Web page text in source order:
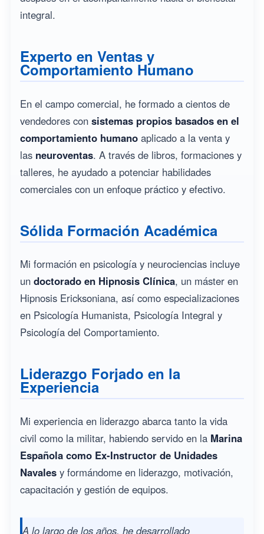
integral.
Experto en Ventas y
Comportamiento Humano
En el campo comercial, he formado a cientos de
vendedores con sistemas propios basados en el
comportamiento humanoaplicado a la venta y
las neuroventas. A través de libros, formaciones y
talleres, he ayudado a potenciar habilidades
comerciales con un enfoque práctico y efectivo.
Sólida Formación Académica
Mi formación en psicología y neurociencias incluye
un doctorado en Hipnosis Clínica, un máster en
Hipnosis Ericksoniana, así como especializaciones
en Psicología Humanista, Psicología Integral y
Psicología del Comportamiento.
Liderazgo Forjado en la
Experiencia
Mi experiencia en liderazgo abarca tanto la vida
civil como la militar, habiendo servido en la Marina
Española como Ex-Instructor de Unidades
Navalesy formándome en liderazgo, motivación,
capacitación y gestión de equipos.
A lo largo de los años, he desarrollado